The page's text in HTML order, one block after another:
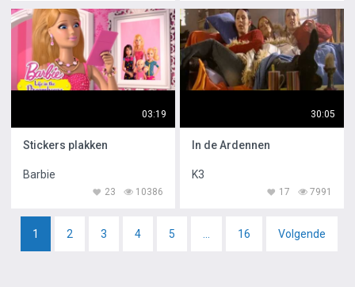
03:19
Stickers plakken
Barbie
10386
23
30:05
In de Ardennen
K3
7991
17
1 2 3 4 5 16 Volgende